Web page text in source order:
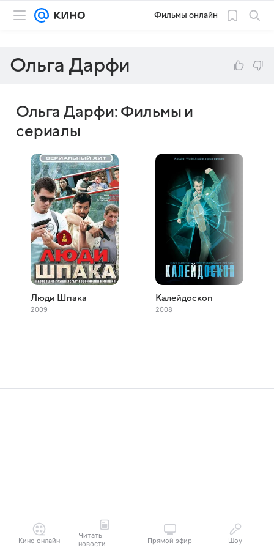
Фильмы онлайн
Ольга Дарфи
Ольга Дарфи: Фильмы и
сериалы
Люди Шпака
2009
Калейдоскоп
2008
Кино онлайн
Читать
новости
Прямой эфир Шоу